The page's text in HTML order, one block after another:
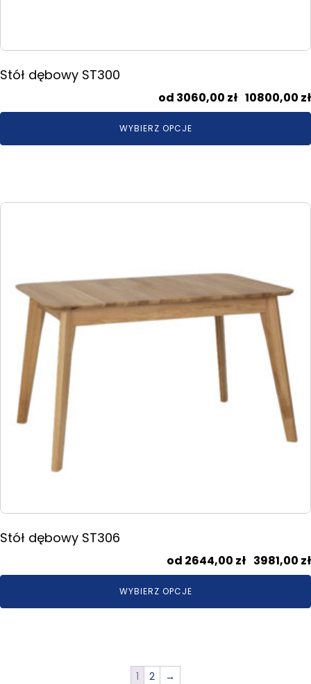
Stół dębowy ST300
3060,00 zł 10800,00 zł
WYBIERZ OPCJE
Stół dębowy ST306
2644,00 zł 3981,00 zł
WYBIERZ OPCJE
Ten
Opcje
można
wybrać
stronie
produktu
1 2 →